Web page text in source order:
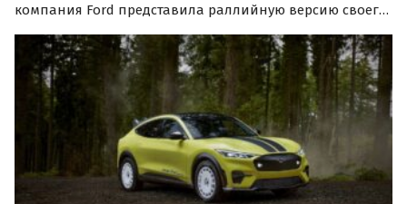
компания Ford представила раллийную версию своего
должны оценить все любители быстрой езды по
грунтовым дорогам.